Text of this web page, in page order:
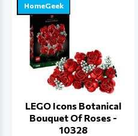
HomeGeek
LEGO Icons Botanical
Bouquet Of Roses -
10328